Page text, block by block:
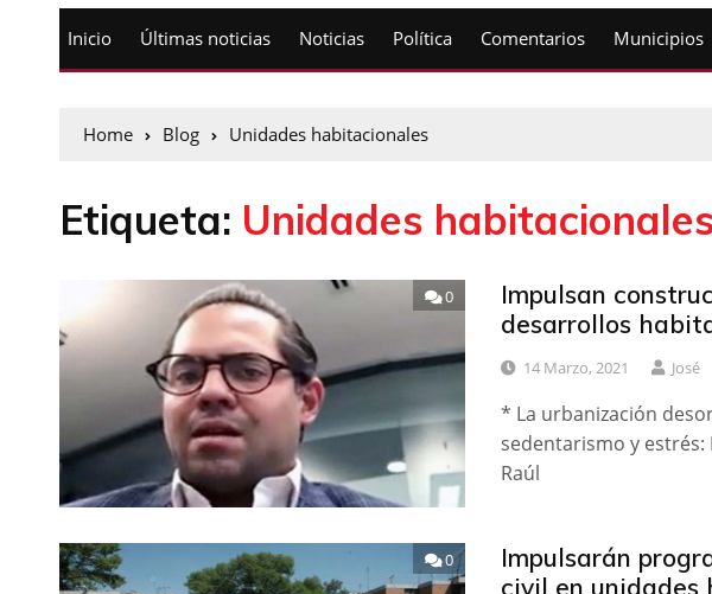
Inicio Últimas noticias Noticias Política Comentarios Municipios
Home Blog Unidades habitacionales
Etiqueta: Unidades
0
Impulsan
desarrollos
14 Marzo, 2021 José
* La urbanización
sedentarismo y estrés:
Raúl
0
Impulsarán
civil en unidades